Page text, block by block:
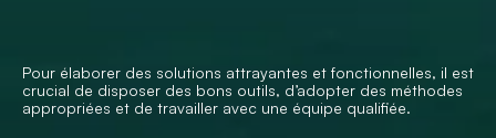
Pour élaborer des solutions attrayantes et fonctionnelles, il est
crucial de disposer des bons outils, d’adopter des méthodes
appropriées et de travailler avec une équipe qualifiée.